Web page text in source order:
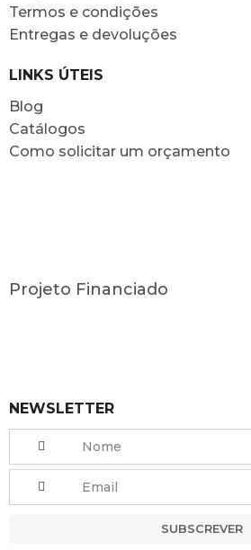
Termos e condições
Entregas e devoluções
LINKS ÚTEIS
Blog
Catálogos
Como solicitar um orçamento
Projeto Financiado
NEWSLETTER
SUBSCREVER